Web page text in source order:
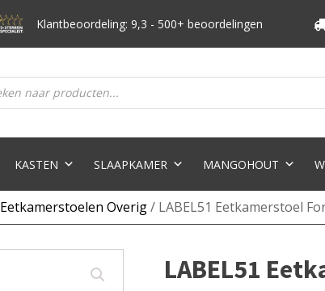
Klantbeoordeling: 9,3 - 500+ beoordelingen
KASTEN SLAAPKAMER MANGOHOUT
Eetkamerstoelen Overig/ LABEL51 Eetkamerstoel
LABEL51